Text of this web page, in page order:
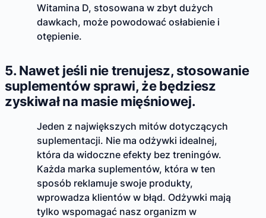
Witamina D, stosowana w zbyt dużych
dawkach, może powodować osłabienie i
otępienie.
5. Nawet jeśli nie trenujesz, stosowanie
suplementów sprawi, że będziesz
zyskiwał na masie mięśniowej.
Jeden z największych mitów dotyczących
suplementacji. Nie ma odżywki idealnej,
która da widoczne efekty bez treningów.
Każda marka suplementów, która w ten
sposób reklamuje swoje produkty,
wprowadza klientów w błąd. Odżywki mają
tylko wspomagać nasz organizm w